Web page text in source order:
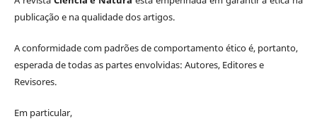
publicação e na qualidade dos artigos.
A conformidade com padrões de comportamento ético é, portanto,
esperada de todas as partes envolvidas: Autores, Editores e
Revisores.
Em particular,